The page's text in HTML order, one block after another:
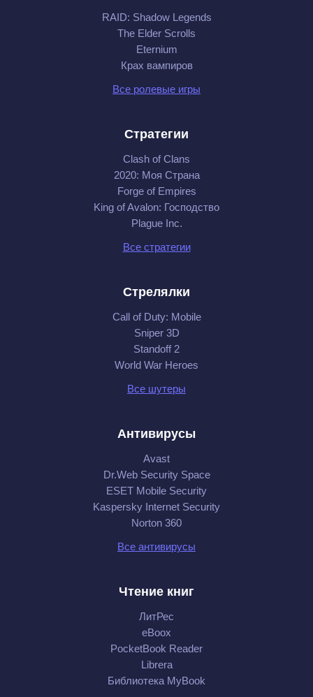
RAID: Shadow Legends
The Elder Scrolls
Eternium
Крах вампиров
Все ролевые игры
Стратегии
Clash of Clans
2020: Моя Cтрана
Forge of Empires
King of Avalon: Господство
Plague Inc.
Все стратегии
Стрелялки
Call of Duty: Mobile
Sniper 3D
Standoff 2
World War Heroes
Все шутеры
Антивирусы
Avast
Dr.Web Security Space
ESET Mobile Security
Kaspersky Internet Security
Norton 360
Все антивирусы
Чтение книг
ЛитРес
eBoox
PocketBook Reader
Librera
Библиотека MyBook